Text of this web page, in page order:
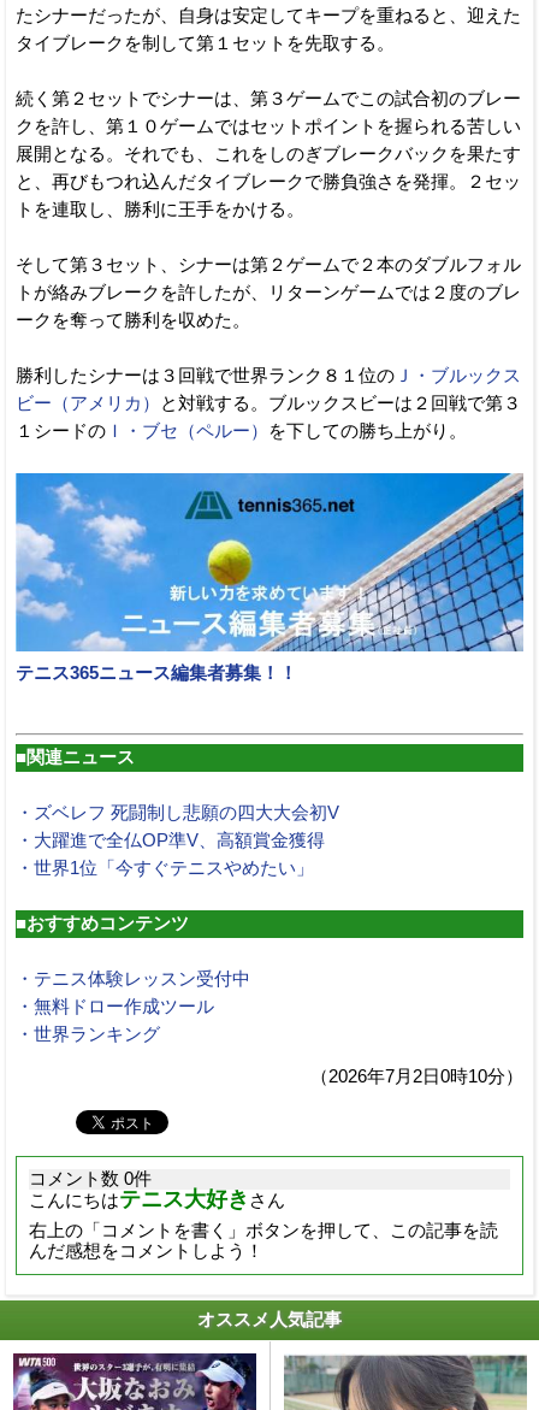
たシナーだったが、自身は安定してキープを重ねると、迎えた
タイブレークを制して第１セットを先取する。
続く第２セットでシナーは、第３ゲームでこの試合初のブレー
クを許し、第１０ゲームではセットポイントを握られる苦しい
展開となる。それでも、これをしのぎブレークバックを果たす
と、再びもつれ込んだタイブレークで勝負強さを発揮。２セッ
トを連取し、勝利に王手をかける。
そして第３セット、シナーは第２ゲームで２本のダブルフォル
トが絡みブレークを許したが、リターンゲームでは２度のブレ
ークを奪って勝利を収めた。
勝利したシナーは３回戦で世界ランク８１位の Ｊ・ブルックス
ビー（アメリカ）
と対戦する。ブルックスビーは２回戦で第３
１シードの Ｉ・ブセ（ペルー） を下しての勝ち上がり。
テニス365ニュース編集者募集！！
■関連ニュース
・ズベレフ 死闘制し悲願の四大大会初V
・大躍進で全仏OP準V、高額賞金獲得
・世界1位「今すぐテニスやめたい」
■おすすめコンテンツ
・テニス体験レッスン受付中
・無料ドロー作成ツール
・世界ランキング
（2026年7月2日0時10分）
コメント数 0件
こんにちはテニス大好き さん
右上の「コメントを書く」ボタンを押して、この記事を読
んだ感想をコメントしよう！
オススメ人気記事